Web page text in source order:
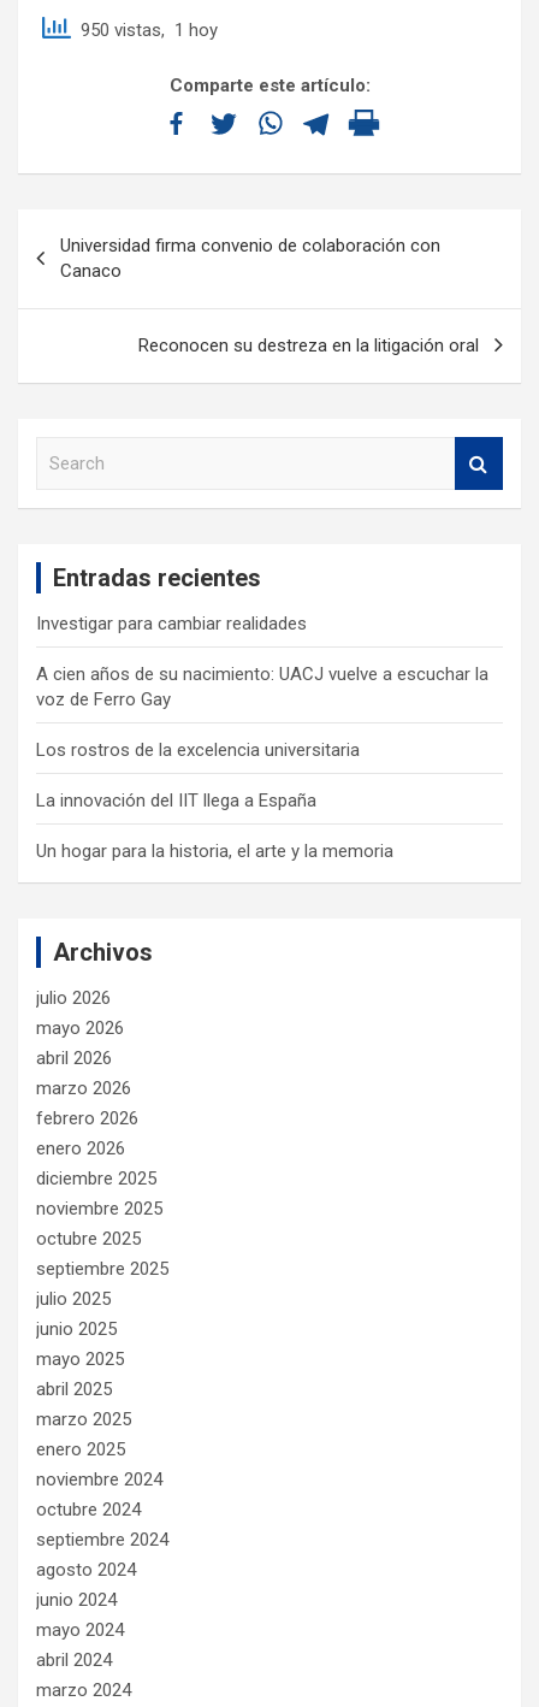
950 vistas, 1 hoy
Comparte este artículo:
Universidad firma convenio de colaboración con
Canaco
Reconocen su destreza en la litigación oral
Entradas recientes
Investigar para cambiar realidades
A cien años de su nacimiento: UACJ vuelve a escuchar la
voz de Ferro Gay
Los rostros de la excelencia universitaria
La innovación del IIT llega a España
Un hogar para la historia, el arte y la memoria
Archivos
julio 2026
mayo 2026
abril 2026
marzo 2026
febrero 2026
enero 2026
diciembre 2025
noviembre 2025
octubre 2025
septiembre 2025
julio 2025
junio 2025
mayo 2025
abril 2025
marzo 2025
enero 2025
noviembre 2024
octubre 2024
septiembre 2024
agosto 2024
junio 2024
mayo 2024
abril 2024
marzo 2024